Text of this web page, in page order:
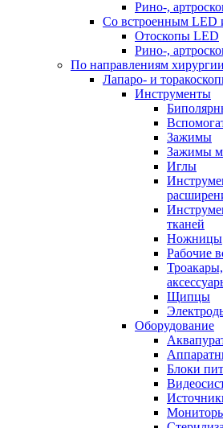
Рино-,
Со встроенным LED
Отоскопы LED
Рино-,
По направлениям хирургии
Лапаро- и
Инструменты
Зажимы
Зажимы
Иглы
тканей
Ножницы
Рабочие
Щипцы
Оборудование
Блоки